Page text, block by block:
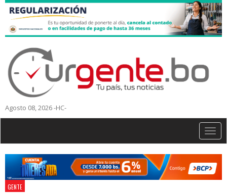
Agosto 08, 2026 -HC-
GENTE